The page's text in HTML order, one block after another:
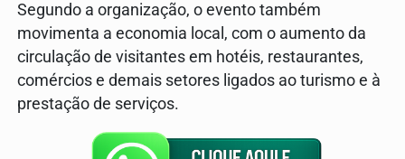
Segundo a organização, o evento também
movimenta a economia local, com o aumento da
circulação de visitantes em hotéis, restaurantes,
comércios e demais setores ligados ao turismo e à
prestação de serviços.